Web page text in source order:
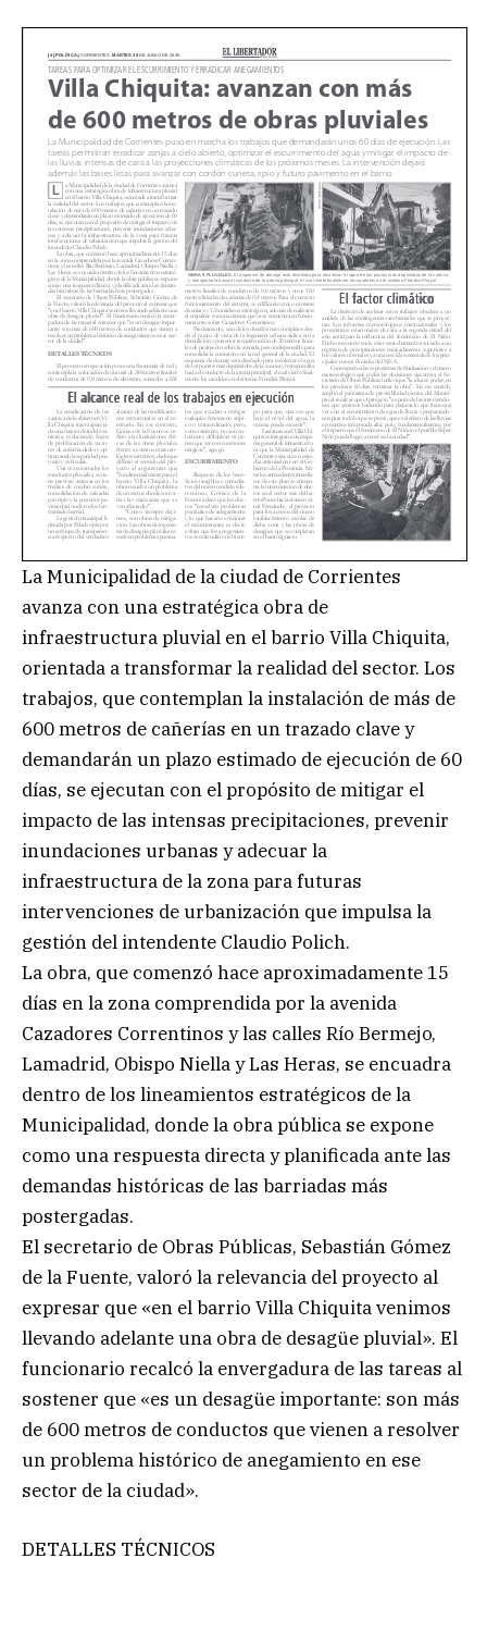
La Municipalidad de la ciudad de Corrientes
avanza con una estratégica obra de
infraestructura pluvial en el barrio Villa Chiquita,
orientada a transformar la realidad del sector. Los
trabajos, que contemplan la instalación de más de
600 metros de cañerías en un trazado clave y
demandarán un plazo estimado de ejecución de 60
días, se ejecutan con el propósito de mitigar el
impacto de las intensas precipitaciones, prevenir
inundaciones urbanas y adecuar la
infraestructura de la zona para futuras
intervenciones de urbanización que impulsa la
gestión del intendente Claudio Polich.
La obra, que comenzó hace aproximadamente 15
días en la zona comprendida por la avenida
Cazadores Correntinos y las calles Río Bermejo,
Lamadrid, Obispo Niella y Las Heras, se encuadra
dentro de los lineamientos estratégicos de la
Municipalidad, donde la obra pública se expone
como una respuesta directa y planificada ante las
demandas históricas de las barriadas más
postergadas.
El secretario de Obras Públicas, Sebastián Gómez
de la Fuente, valoró la relevancia del proyecto al
expresar que «en el barrio Villa Chiquita venimos
llevando adelante una obra de desagüe pluvial». El
funcionario recalcó la envergadura de las tareas al
sostener que «es un desagüe importante: son más
de 600 metros de conductos que vienen a resolver
un problema histórico de anegamiento en ese
sector de la ciudad».
DETALLES TÉCNICOS